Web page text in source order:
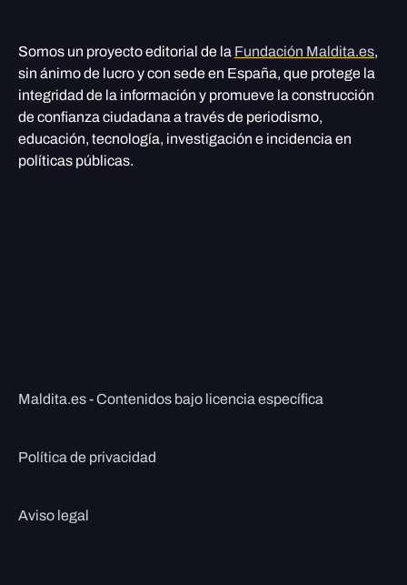
Somos un proyecto editorial de la Fundación Maldita.es,
sin ánimo de lucro y con sede en España, que protege la
integridad de la información y promueve la construcción
de confianza ciudadana a través de periodismo,
educación, tecnología, investigación e incidencia en
políticas públicas.
Maldita.es - Contenidos bajo licencia específica
Política de privacidad
Aviso legal